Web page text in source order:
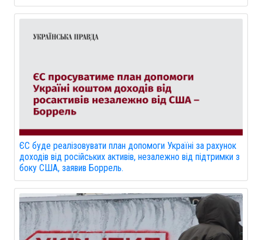
ЄС буде реалізовувати план допомоги Україні за рахунок
доходів від російських активів, незалежно від підтримки з
боку США, заявив Боррель.